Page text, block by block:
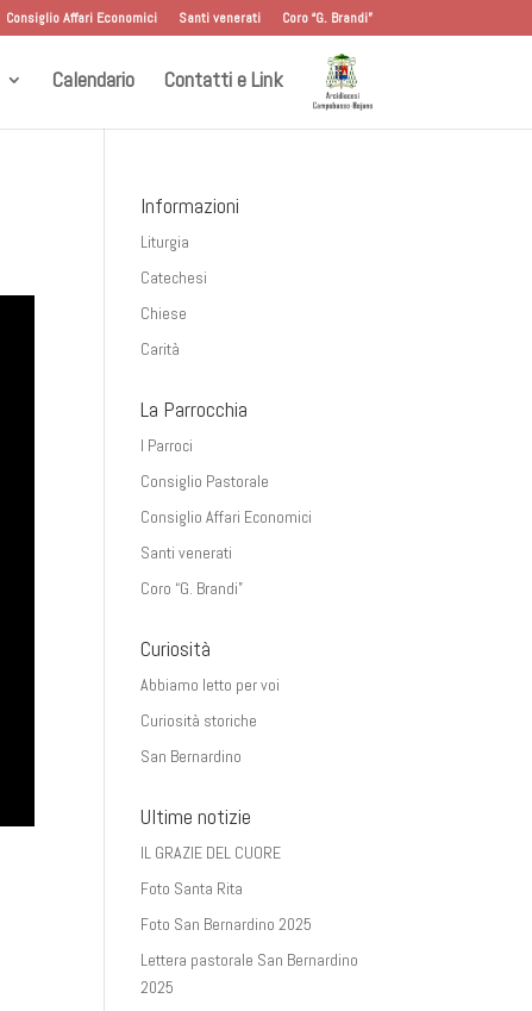
Consiglio Affari Economici Santi venerati Coro “G. Brandi”
Calendario Contatti e Link
Informazioni
Liturgia
Catechesi
Chiese
Carità
La Parrocchia
I Parroci
Consiglio Pastorale
Consiglio Affari Economici
Santi venerati
Coro “G. Brandi”
Curiosità
Abbiamo letto per voi
Curiosità storiche
San Bernardino
Ultime notizie
IL GRAZIE DEL CUORE
Foto Santa Rita
Foto San Bernardino 2025
Lettera pastorale San Bernardino
2025